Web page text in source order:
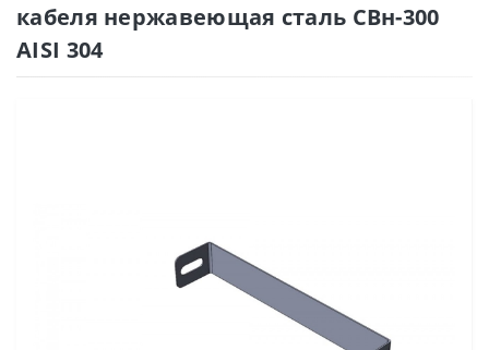
кабеля нержавеющая сталь СВн-300
AISI 304